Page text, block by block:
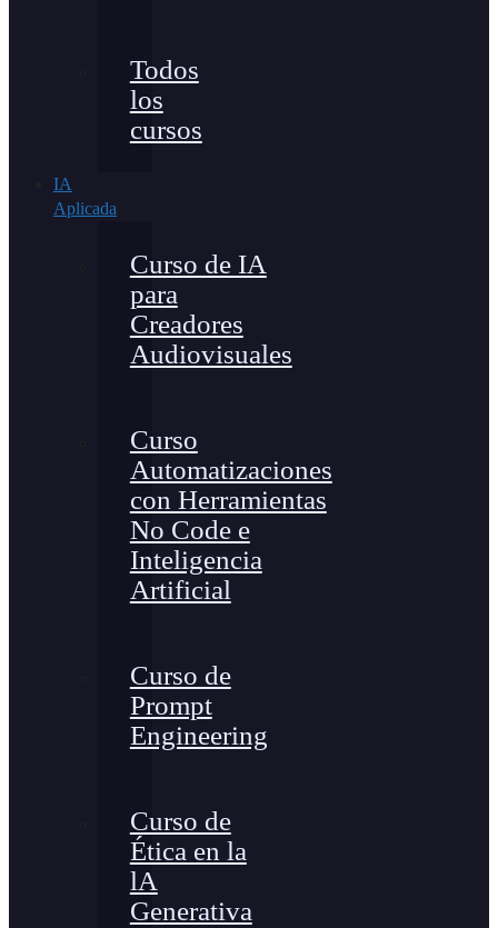
Todos
los
cursos
IA
Aplicada
Curso de IA
para
Creadores
Audiovisuales
Curso
Automatizaciones
con Herramientas
No Code e
Inteligencia
Artificial
Curso de
Prompt
Engineering
Curso de
Ética en la
lA
Generativa